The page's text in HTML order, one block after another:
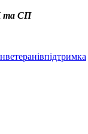
та СП
підтримка